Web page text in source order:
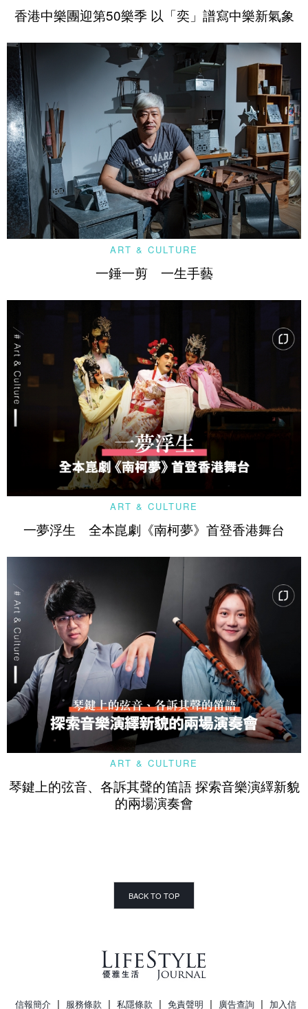
香港中樂團迎第50樂季 以「奕」譜寫中樂新氣象
ART & CULTURE
一錘一剪 一生手藝
ART & CULTURE
一夢浮生 全本崑劇《南柯夢》首登香港舞台
ART & CULTURE
琴鍵上的弦音、各訴其聲的笛語 探索音樂演繹新貌
的兩場演奏會
BACK TO TOP
信報簡介 | 服務條款 | 私隱條款 | 免責聲明 | 廣告查詢 | 加入信